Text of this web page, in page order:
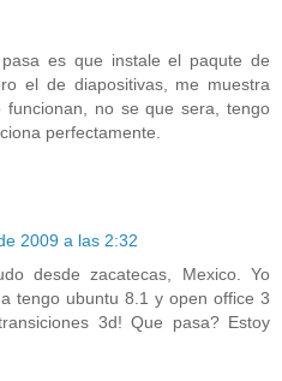
es que instale el paqute de
el de diapositivas, me muestra
funcionan, no se que sera, tengo
perfectamente.
2009 a las 2:32
desde zacatecas, Mexico. Yo
tengo ubuntu 8.1 y open office 3
3d! Que pasa? Estoy